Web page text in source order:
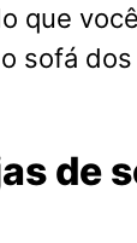
que
sofá
de